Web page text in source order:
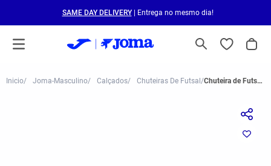
SAME DAY DELIVERY| Entrega no mesmo dia!
Joma-Masculino Calçados Chuteiras De Futsal Chuteira de Futsal Joma Top Flex Plus Graffiti Masculina Branco